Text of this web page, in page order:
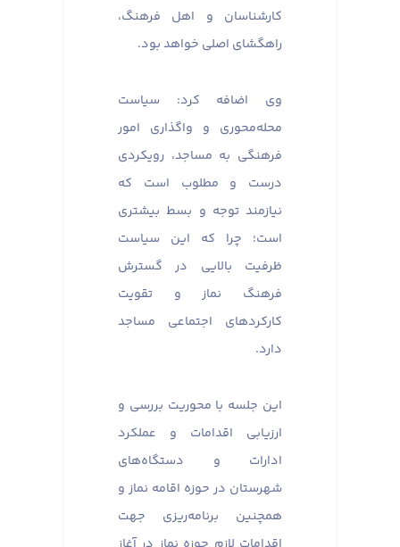
کارشناسان و اهل فرهنگ،
راهگشای اصلی خواهد بود.
وی اضافه کرد: سیاست
محله‌محوری و واگذاری امور
فرهنگی به مساجد، رویکردی
درست و مطلوب است که
نیازمند توجه و بسط بیشتری
است؛ چرا که این سیاست
ظرفیت بالایی در گسترش
فرهنگ نماز و تقویت
کارکردهای اجتماعی مساجد
دارد.
این جلسه با محوریت بررسی و
ارزیابی اقدامات و عملکرد
ادارات و دستگاه‌های
شهرستان در حوزه اقامه نماز و
همچنین برنامه‌ریزی جهت